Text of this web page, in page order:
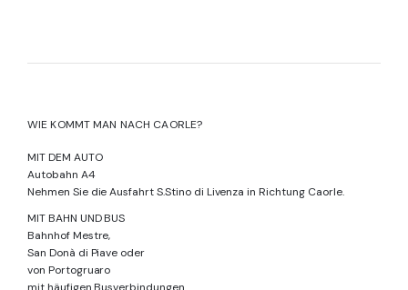
WIE KOMMT MAN NACH CAORLE?
MIT DEM AUTO
Autobahn A4
Nehmen Sie die Ausfahrt S.Stino di Livenza in Richtung Caorle.
MIT BAHN UND BUS
Bahnhof Mestre,
San Donà di Piave oder
von Portogruaro